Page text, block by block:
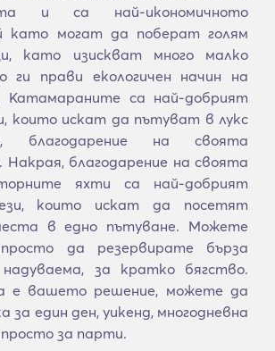
и са най-икономичното
като могат да поберат голям
като изискват много малко
ги прави екологичен начин на
Катамараните са най-добрият
които искат да пътуват в лукс
благодарение на своята
Накрая, благодарение на своята
яхти са най-добрият
които искат да посетят
в едно пътуване. Можете
да резервирате бърза
за кратко бягство.
е вашето решение, можете да
за един ден, уикенд, многодневна
за парти.